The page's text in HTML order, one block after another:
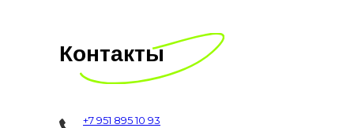
+7 951 895 10 93
Контакты